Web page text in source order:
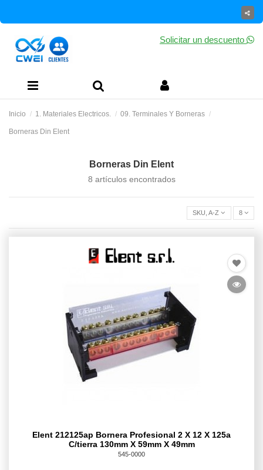
Solicitar un descuento
Inicio 1. Materiales Electricos. 09. Terminales Y Borneras
Borneras Din Elent
Borneras Din Elent
8 artículos encontrados
SKU,
Elent 212125ap Bornera Profesional 2 X 12 X 125a
C/tierra 130mm X 59mm X 49mm
545-0000